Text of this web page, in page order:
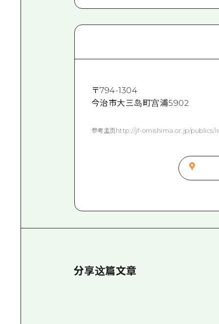
〒794-1304
今治市大三岛町宫浦5902
参考主页http://jf-omishima.or.jp/publics/
分享这篇文章